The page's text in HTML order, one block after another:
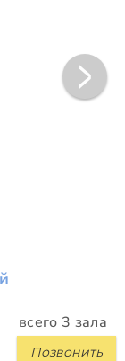
всего 3 зала
Позвонить